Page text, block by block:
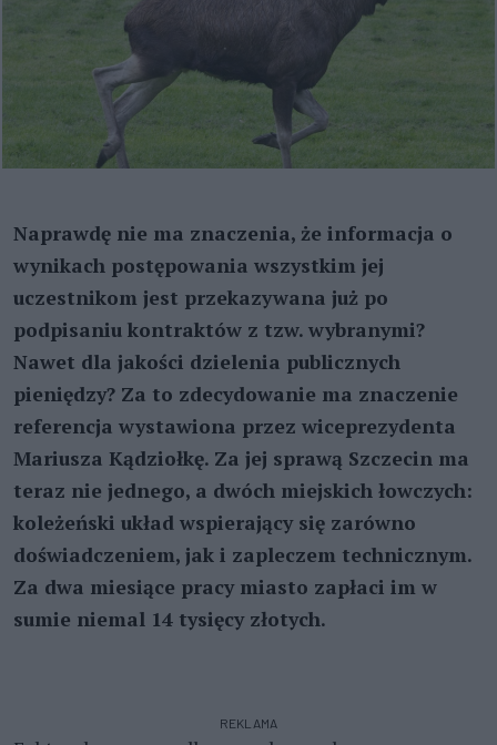
Naprawdę nie ma znaczenia, że informacja o
wynikach postępowania wszystkim jej
uczestnikom jest przekazywana już po
podpisaniu kontraktów z tzw. wybranymi?
Nawet dla jakości dzielenia publicznych
pieniędzy? Za to zdecydowanie ma znaczenie
referencja wystawiona przez wiceprezydenta
Mariusza Kądziołkę. Za jej sprawą Szczecin ma
teraz nie jednego, a dwóch miejskich łowczych:
koleżeński układ wspierający się zarówno
doświadczeniem, jak i zapleczem technicznym.
Za dwa miesiące pracy miasto zapłaci im w
sumie niemal 14 tysięcy złotych.
REKLAMA